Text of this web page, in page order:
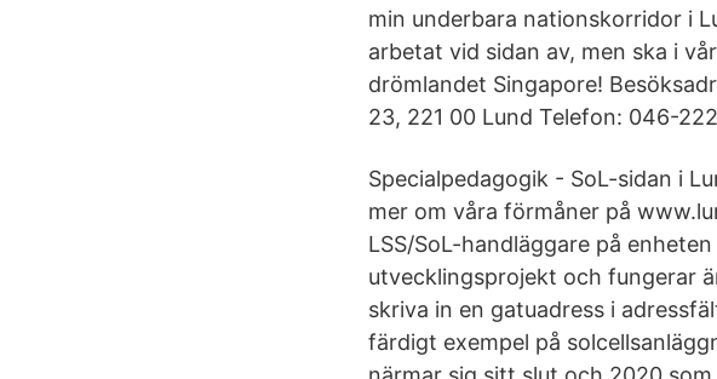
min underbara nationskorridor i
arbetat vid sidan av, men ska i
drömlandet Singapore!
23, 221 00 Lund Telefon: 046-
Specialpedagogik - SoL-sidan i
mer om våra förmåner på
LSS/SoL-handläggare på
utvecklingsprojekt och fungerar
skriva in en gatuadress i
färdigt exempel på